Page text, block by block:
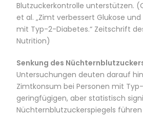
Blutzuckerkontrolle unterstützen.
et al. „Zimt verbessert Glukose
mit Typ-2-Diabetes.“ Zeitschrift
Nutrition)
Senkung des
Untersuchungen deuten darauf
Zimtkonsum bei Personen mit
geringfügigen, aber statistisch
Nüchternblutzuckerspiegels führen